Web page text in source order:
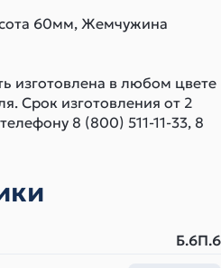
60мм, Жемчужина
изготовлена в любом цвете
Срок изготовления от 2
8 (800) 511-11-33, 8
Б.6П.6